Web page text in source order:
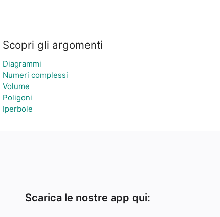
Scopri gli argomenti
Diagrammi
Numeri complessi
Volume
Poligoni
Iperbole
Scarica le nostre app qui: